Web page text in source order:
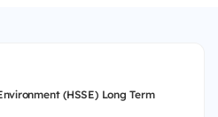
(HSSE) Long Term